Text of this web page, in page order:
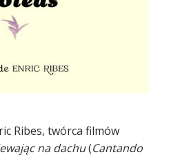
Ribes, twórca filmów
na dachu(Cantando